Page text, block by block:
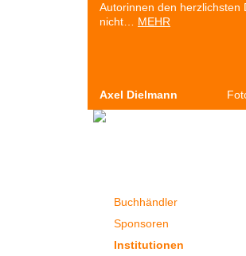
Autorinnen den herzlichsten
nicht… MEHR
Axel Dielmann
Autoren & Bücher
Buchhändler
Sponsoren
Institutionen